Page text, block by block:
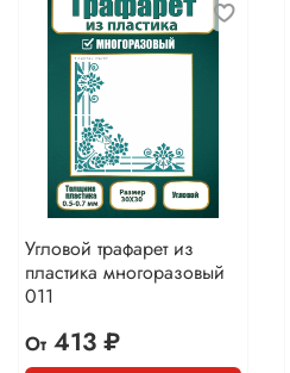
Угловой трафарет из
пластика многоразовый
011
От413 ₽